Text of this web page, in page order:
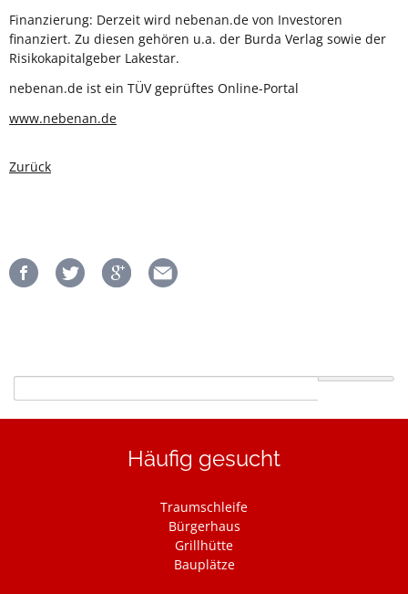
Finanzierung: Derzeit wird nebenan.de von Investoren
finanziert. Zu diesen gehören u.a. der Burda Verlag sowie der
Risikokapitalgeber Lakestar.
nebenan.de ist ein TÜV geprüftes Online-Portal
www.nebenan.de
Zurück
Häufig gesucht
Navigation
überspringen
Traumschleife
Bürgerhaus
Grillhütte
Bauplätze